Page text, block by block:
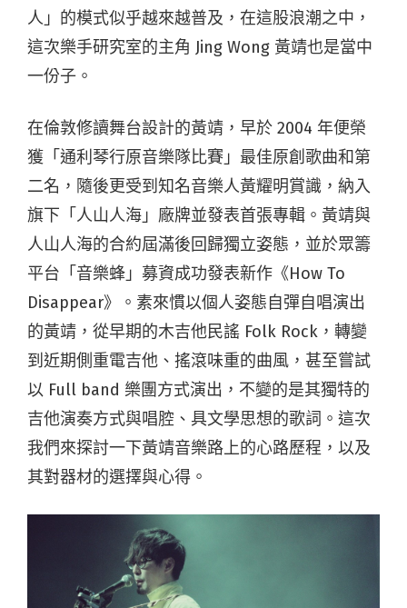
人」的模式似乎越來越普及，在這股浪潮之中，
這次樂手研究室的主角 Jing Wong 黃靖也是當中
一份子。
在倫敦修讀舞台設計的黃靖，早於 2004 年便榮
獲「通利琴行原音樂隊比賽」最佳原創歌曲和第
二名，隨後更受到知名音樂人黃耀明賞識，納入
旗下「人山人海」廠牌並發表首張專輯。黃靖與
人山人海的合約屆滿後回歸獨立姿態，並於眾籌
平台「音樂蜂」募資成功發表新作《How To
Disappear》。素來慣以個人姿態自彈自唱演出
的黃靖，從早期的木吉他民謠 Folk Rock，轉變
到近期側重電吉他、搖滾味重的曲風，甚至嘗試
以 Full band 樂團方式演出，不變的是其獨特的
吉他演奏方式與唱腔、具文學思想的歌詞。這次
我們來探討一下黃靖音樂路上的心路歷程，以及
其對器材的選擇與心得。